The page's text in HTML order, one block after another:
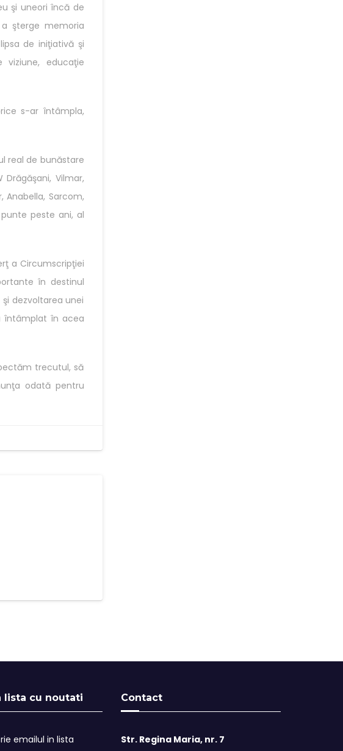
şi uneori încă de
şterge memoria
de iniţiativă şi
viziune, educaţie
s-ar întâmpla,
real de bunăstare
Vilmar,
Anabella, Sarcom,
peste ani, al
a Circumscripţiei
în destinul
dezvoltarea unei
întâmplat în acea
trecutul, să
odată pentru
lista cu noutati
emailul in lista
Contact
Str. Regina Maria, nr. 7